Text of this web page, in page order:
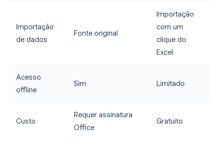
Importação
de dados
Fonte original
Importação
com um
clique do
Excel
Acesso
offline
Sim Limitado
Custo
Requer assinatura
Office
Gratuito